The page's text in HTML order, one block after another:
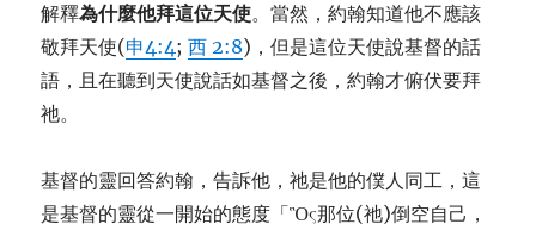
解釋為什麼他拜這位天使。當然，約翰知道他不應該
敬拜天使(申4:4;西 2:8)，但是這位天使說基督的話
語，且在聽到天使說話如基督之後，約翰才俯伏要拜
祂。
基督的靈回答約翰，告訴他，祂是他的僕人同工，這
是基督的靈從一開始的態度「Ὃς那位(祂)倒空自己，